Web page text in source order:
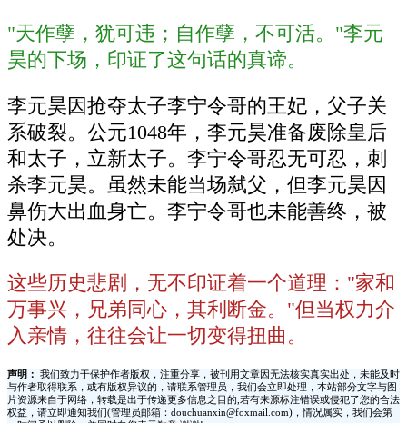
"天作孽，犹可违；自作孽，不可活。"李元
昊的下场，印证了这句话的真谛。
李元昊因抢夺太子李宁令哥的王妃，父子关
系破裂。公元1048年，李元昊准备废除皇后
和太子，立新太子。李宁令哥忍无可忍，刺
杀李元昊。虽然未能当场弑父，但李元昊因
鼻伤大出血身亡。李宁令哥也未能善终，被
处决。
这些历史悲剧，无不印证着一个道理："家和
万事兴，兄弟同心，其利断金。"但当权力介
入亲情，往往会让一切变得扭曲。
声明：
我们致力于保护作者版权，注重分享，被刊用文章因无法核实真实出处，未能及时
与作者取得联系，或有版权异议的，请联系管理员，我们会立即处理，本站部分文字与图
片资源来自于网络，转载是出于传递更多信息之目的,若有来源标注错误或侵犯了您的合法
权益，请立即通知我们(管理员邮箱：douchuanxin@foxmail.com)，情况属实，我们会第